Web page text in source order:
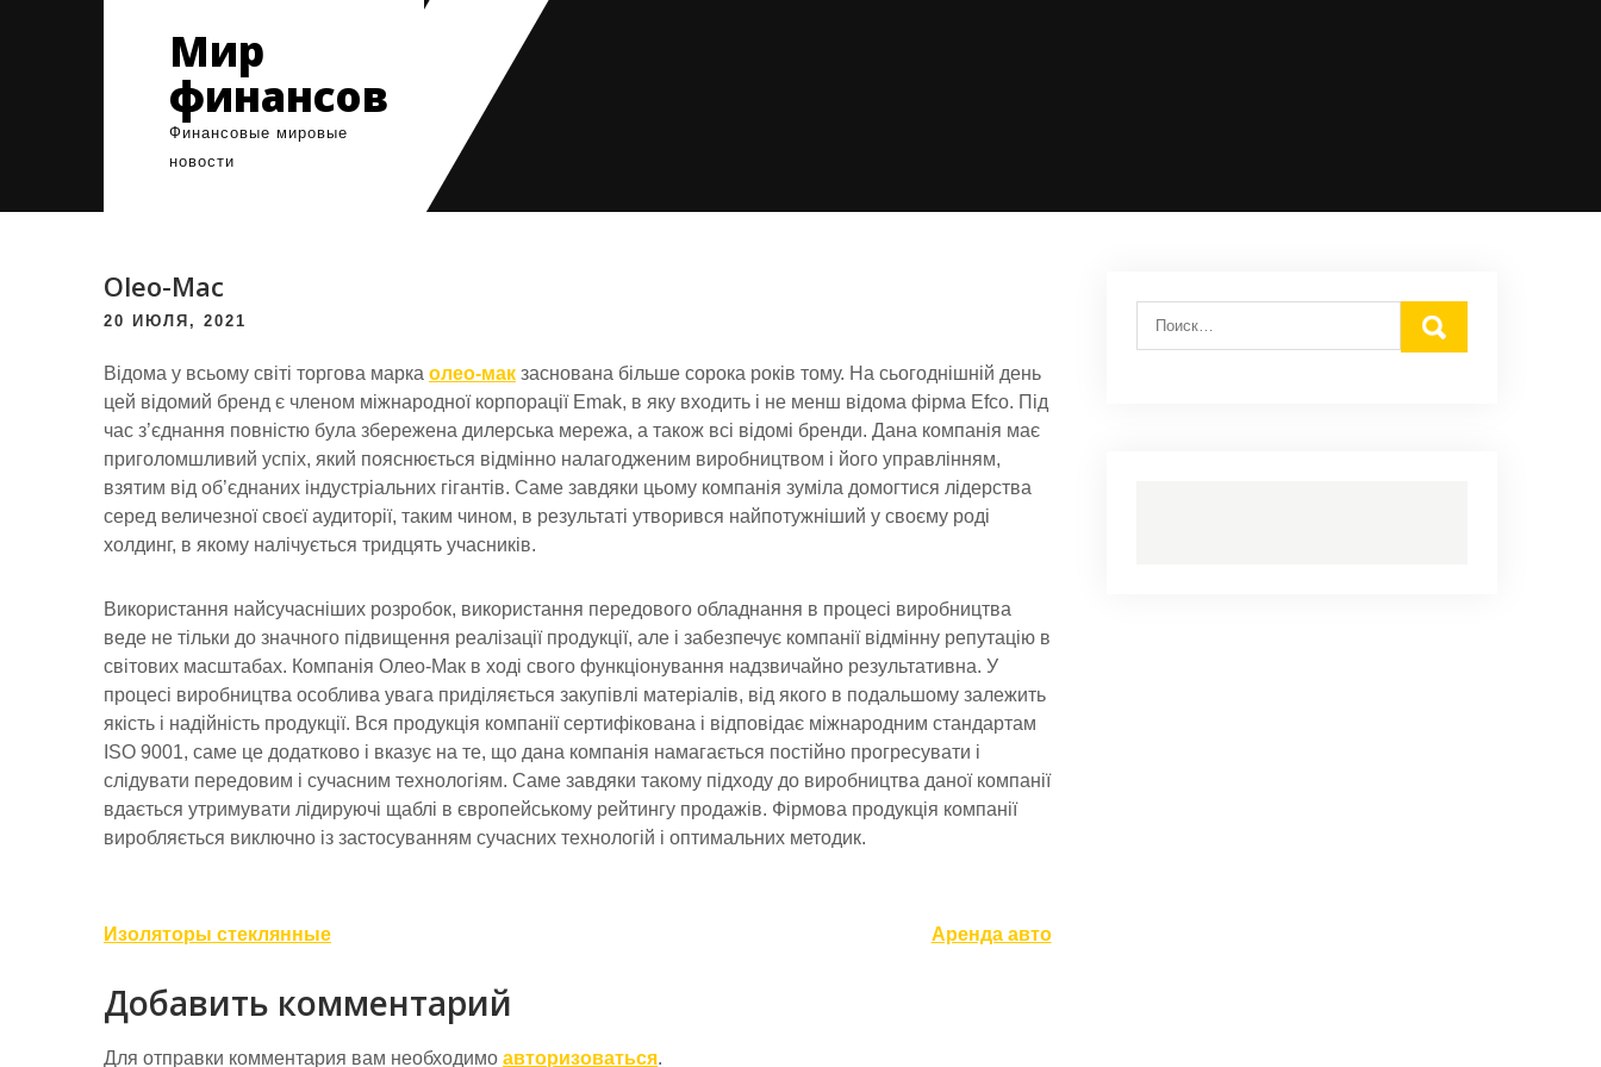
Мир
финансов
Финансовые мировые
новости
Oleo-Mac
20 ИЮЛЯ, 2021
Відома у всьому світі торгова марка олео-мак заснована більше сорока років тому. На сьогоднішній день
цей відомий бренд є членом міжнародної корпорації Emak, в яку входить і не менш відома фірма Efco. Під
час з’єднання повністю була збережена дилерська мережа, а також всі відомі бренди. Дана компанія має
приголомшливий успіх, який пояснюється відмінно налагодженим виробництвом і його управлінням,
взятим від об’єднаних індустріальних гігантів. Саме завдяки цьому компанія зуміла домогтися лідерства
серед величезної своєї аудиторії, таким чином, в результаті утворився найпотужніший у своєму роді
холдинг, в якому налічується тридцять учасників.
Використання найсучасніших розробок, використання передового обладнання в процесі виробництва
веде не тільки до значного підвищення реалізації продукції, але і забезпечує компанії відмінну репутацію в
світових масштабах. Компанія Олео-Мак в ході свого функціонування надзвичайно результативна. У
процесі виробництва особлива увага приділяється закупівлі матеріалів, від якого в подальшому залежить
якість і надійність продукції. Вся продукція компанії сертифікована і відповідає міжнародним стандартам
ISO 9001, саме це додатково і вказує на те, що дана компанія намагається постійно прогресувати і
слідувати передовим і сучасним технологіям. Саме завдяки такому підходу до виробництва даної компанії
вдається утримувати лідируючі щаблі в європейському рейтингу продажів. Фірмова продукція компанії
виробляється виключно із застосуванням сучасних технологій і оптимальних методик.
Навигация
записям
Изоляторы стеклянные Аренда авто
Добавить комментарий
Для отправки комментария вам необходимо авторизоваться.